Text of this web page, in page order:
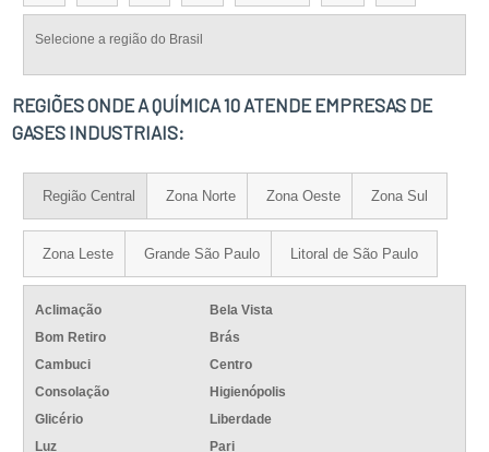
Selecione a região do Brasil
REGIÕES ONDE A QUÍMICA 10 ATENDE EMPRESAS DE
GASES INDUSTRIAIS:
Região Central Zona Norte Zona Oeste Zona Sul
Zona Leste Grande São Paulo Litoral de São Paulo
Aclimação
Bela Vista
Bom Retiro
Brás
Cambuci
Centro
Consolação
Higienópolis
Glicério
Liberdade
Luz
Pari